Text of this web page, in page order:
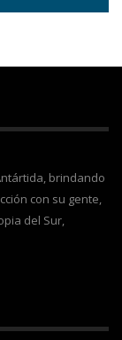
brindando
con su gente,
del Sur,